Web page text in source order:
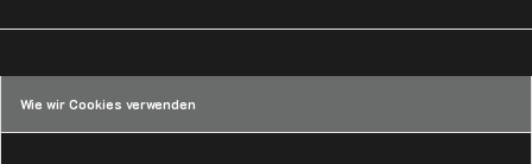
Wie wir Cookies verwenden